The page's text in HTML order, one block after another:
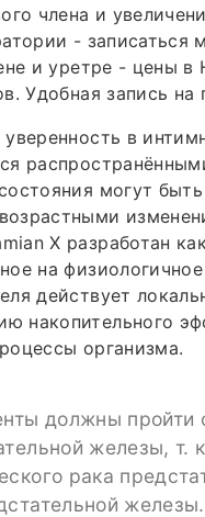
члена и
- записаться
и уретре - цены в
Удобная запись на
в
могут
X разработан
на
действует
накопительного
организма.
должны пройти
железы, т.
рака